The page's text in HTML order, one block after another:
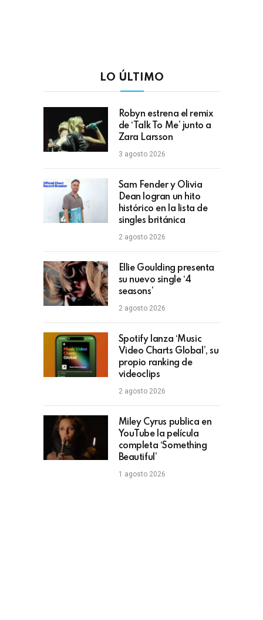
LO ÚLTIMO
Robyn estrena el remix
de ‘Talk To Me’ junto a
Zara Larsson
3 agosto 2026
Sam Fender y Olivia
Dean logran un hito
histórico en la lista de
singles británica
2 agosto 2026
Ellie Goulding presenta
su nuevo single ‘4
seasons’
2 agosto 2026
Spotify lanza ‘Music
Video Charts Global’, su
propio ranking de
videoclips
2 agosto 2026
Miley Cyrus publica en
YouTube la película
completa ‘Something
Beautiful’
1 agosto 2026